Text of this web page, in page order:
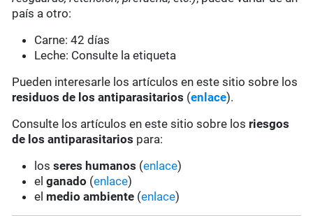
país a otro:
Carne: 42 días
Leche: Consulte la etiqueta
Pueden interesarle los artículos en este sitio sobre los
residuos de los antiparasitarios (enlace).
Consulte los artículos en este sitio sobre los riesgos
de los antiparasitarios para:
losseres humanos (enlace)
elganado (enlace)
el medio ambiente (enlace)